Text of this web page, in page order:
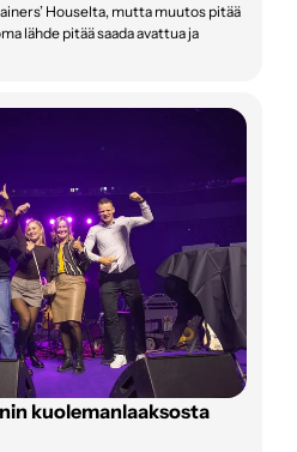
Houselta, mutta muutos pitää
lähde pitää saada avattua ja
kuolemanlaaksosta